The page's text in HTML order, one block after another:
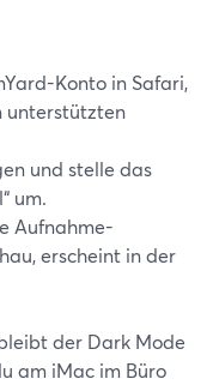
Konto in Safari,
unterstützten
und stelle das
um.
Aufnahme-
erscheint in der
der Dark Mode
am iMac im Büro